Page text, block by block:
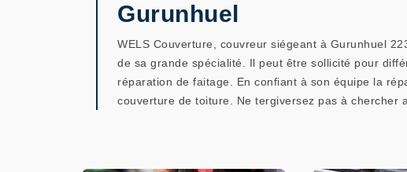
Gurunhuel
WELS Couverture, couvreur siégeant à Gurunhuel
de sa grande spécialité. Il peut être sollicité pour
réparation de faitage. En confiant à son équipe la
couverture de toiture. Ne tergiversez pas à chercher